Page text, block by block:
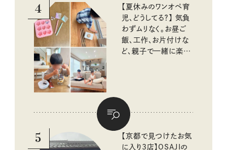
4
【夏休みのワンオペ育
児、どうしてる？】 気負
わずムリなく。お昼ご
飯、工作、お片付けな
ど、親子で一緒に楽し
5
【京都で見つけたお気
に入り3店】OSAJIの